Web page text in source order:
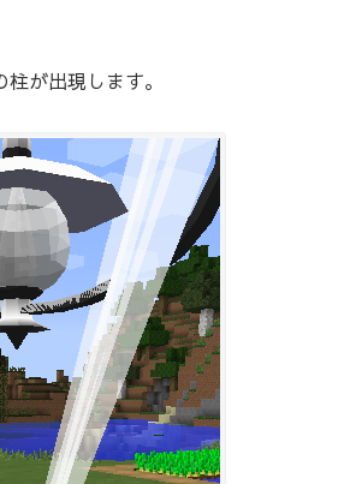
が出現します。